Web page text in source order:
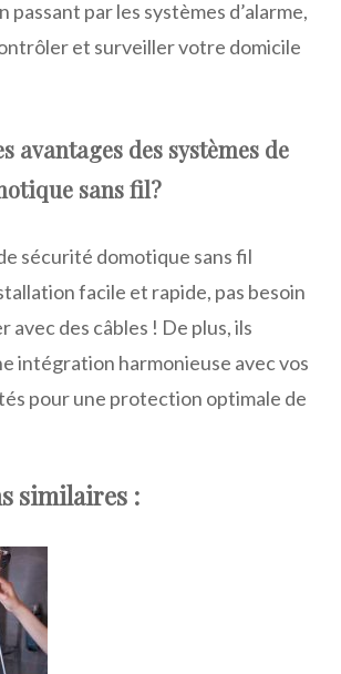
passant par les systèmes d’alarme,
et surveiller votre domicile
avantages des systèmes de
sans fil?
sécurité domotique sans fil
facile et rapide, pas besoin
avec des câbles ! De plus, ils
intégration harmonieuse avec vos
pour une protection optimale de
similaires :